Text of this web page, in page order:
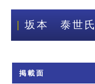
坂本 泰世氏
掲載面